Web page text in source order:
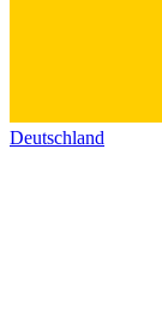
Deutschland